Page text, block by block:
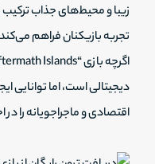
زیبا و محیط‌های جذاب ترکیب
تجربه بازیکنان فراهم
دیجیتالی است، اما توانایی
اقتصادی و ماجراجویانه را در